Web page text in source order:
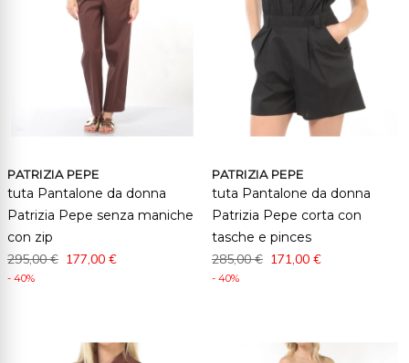
PATRIZIA PEPE
tuta Pantalone da donna
Patrizia Pepe senza maniche
con zip
295,00 € 177,00 €
- 40%
PATRIZIA PEPE
tuta Pantalone da donna
Patrizia Pepe corta con
tasche e pinces
285,00 € 171,00 €
- 40%